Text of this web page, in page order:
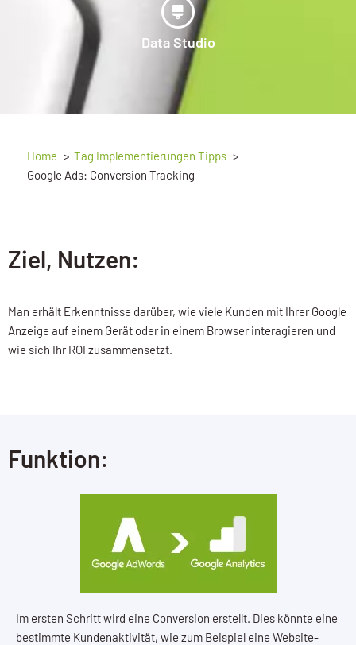
Data Studio
Home
Tag Implementierungen Tipps
Google Ads: Conversion Tracking
Ziel, Nutzen:
Man erhält Erkenntnisse darüber, wie viele Kunden mit Ihrer Google
Anzeige auf einem Gerät oder in einem Browser interagieren und
wie sich Ihr ROI zusammensetzt.
Funktion:
Im ersten Schritt wird eine Conversion erstellt. Dies könnte eine
bestimmte Kundenaktivität, wie zum Beispiel eine Website-